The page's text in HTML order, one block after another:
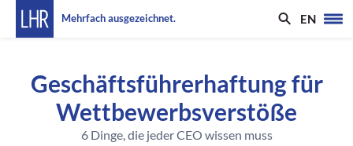
Mehrfach ausgezeichnet. EN
Geschäftsführerhaftung für
Wettbewerbsverstöße
6 Dinge, die jeder CEO wissen muss